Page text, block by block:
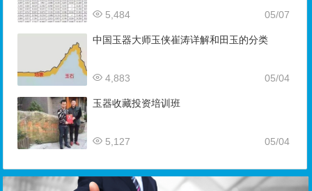
05/07
5,484
中国玉器大师玉侠崔涛详解和田玉的分类
05/04
4,883
玉器收藏投资培训班
05/04
5,127